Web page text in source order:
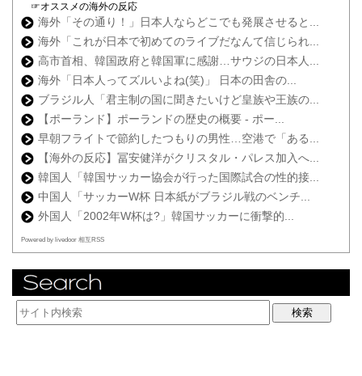
☞オススメの海外の反応
海外「その通り！」日本人ならどこでも発展させると...
海外「これが日本で初めてのライブだなんて信じられ...
高市首相、韓国政府と韓国軍に感謝…サウジの日本人...
海外「日本人ってズルいよね(笑)」 日本の田舎の...
ブラジル人「君主制の国に聞きたいけど皇族や王族の...
【ポーランド】ポーランドの歴史の概要 - ポー...
早朝フライトで節約したつもりの男性…空港で「ある...
【海外の反応】冨安健洋がクリスタル・パレス加入へ...
韓国人「韓国サッカー協会が行った国際試合の性的接...
中国人「サッカーW杯 日本紙がブラジル戦のベンチ...
外国人「2002年W杯は?」韓国サッカーに衝撃的...
Powered by livedoor 相互RSS